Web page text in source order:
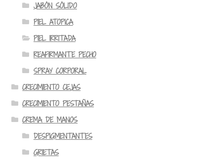
JABÓN SÓLIDO
PIEL ATOPICA
PIEL IRRITADA
REAFIRMANTE PECHO
SPRAY CORPORAL
CRECIMIENTO CEJAS
CRECIMIENTO PESTAÑAS
CREMA DE MANOS
DESPIGMENTANTES
GRIETAS